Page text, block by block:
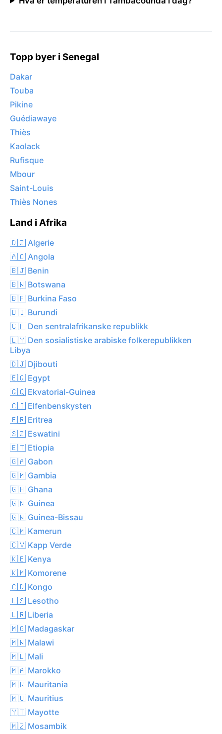
Topp byer i Senegal
Dakar
Touba
Pikine
Guédiawaye
Thiès
Kaolack
Rufisque
Mbour
Saint-Louis
Thiès Nones
Land i Afrika
🇩🇿 Algerie
🇦🇴 Angola
🇧🇯 Benin
🇧🇼 Botswana
🇧🇫 Burkina Faso
🇧🇮 Burundi
🇨🇫 Den sentralafrikanske republikk
🇱🇾 Den sosialistiske arabiske folkerepublikken
Libya
🇩🇯 Djibouti
🇪🇬 Egypt
🇬🇶 Ekvatorial-Guinea
🇨🇮 Elfenbenskysten
🇪🇷 Eritrea
🇸🇿 Eswatini
🇪🇹 Etiopia
🇬🇦 Gabon
🇬🇲 Gambia
🇬🇭 Ghana
🇬🇳 Guinea
🇬🇼 Guinea-Bissau
🇨🇲 Kamerun
🇨🇻 Kapp Verde
🇰🇪 Kenya
🇰🇲 Komorene
🇨🇩 Kongo
🇱🇸 Lesotho
🇱🇷 Liberia
🇲🇬 Madagaskar
🇲🇼 Malawi
🇲🇱 Mali
🇲🇦 Marokko
🇲🇷 Mauritania
🇲🇺 Mauritius
🇾🇹 Mayotte
🇲🇿 Mosambik